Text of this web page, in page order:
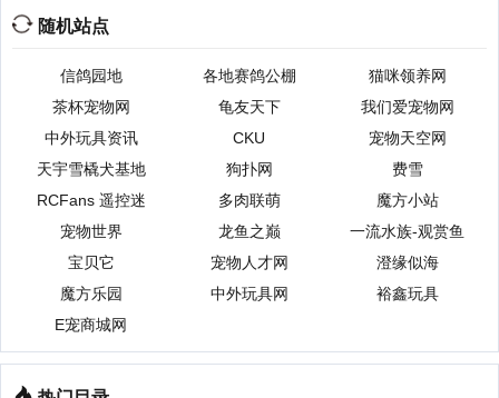
随机站点
信鸽园地 各地赛鸽公棚
猫咪领养网
茶杯宠物网
龟友天下
我们爱宠物网
中外玩具资讯
CKU
宠物天空网
天宇雪橇犬基地
狗扑网
费雪
RCFans 遥控迷
多肉联萌
魔方小站
宠物世界
龙鱼之巅
一流水族-观赏鱼
宝贝它
宠物人才网
澄缘似海
魔方乐园
中外玩具网
裕鑫玩具
E宠商城网